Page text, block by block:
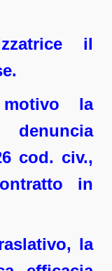
il
la
denuncia
cod. civ.,
in
la